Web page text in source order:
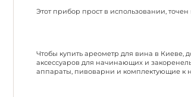
Этот прибор прост в использовании,
Чтобы купить ареометр для вина в Киеве ,
аксессуаров для начинающих и
аппараты, пивоварни и комплектующие к